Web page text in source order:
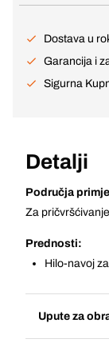
Dostava u
Garancija i
Sigurna
Detalji
Područja
Za
Prednosti:
Hilo-navoj
Upute za